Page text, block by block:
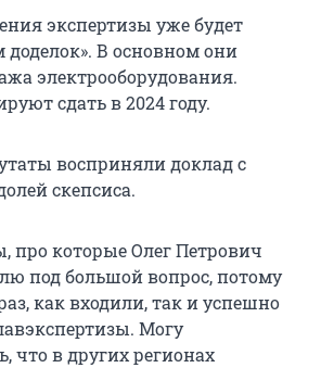
экспертизы уже будет
доделок». В основном они
электрооборудования.
сдать в 2024 году.
восприняли доклад с
скепсиса.
про которые Олег Петрович
под большой вопрос, потому
как входили, так и успешно
Могу
что в других регионах